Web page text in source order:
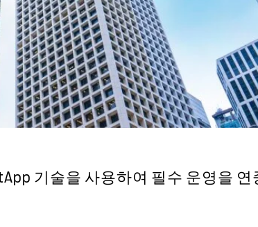
기술을 사용하여 필수 운영을